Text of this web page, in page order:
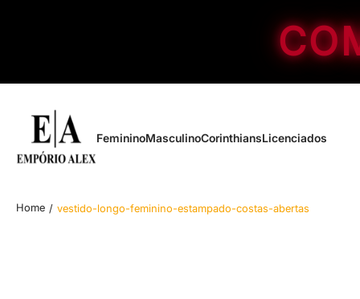
FemininoMasculinoCorinthiansLicenciados
vestido-longo-feminino-estampado-costas-abertas